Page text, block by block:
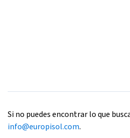
Si no puedes encontrar lo que
info@europisol.com.